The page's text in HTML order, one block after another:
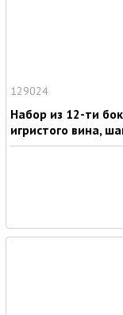
129024
Набор из 12-ти
игристого вина,